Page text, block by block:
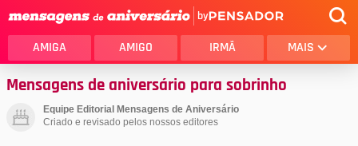
by
AMIGA AMIGO IRMÃ MAIS
Mensagens de aniversário para sobrinho
Equipe Editorial Mensagens de Aniversário
Criado e revisado pelos nossos editores